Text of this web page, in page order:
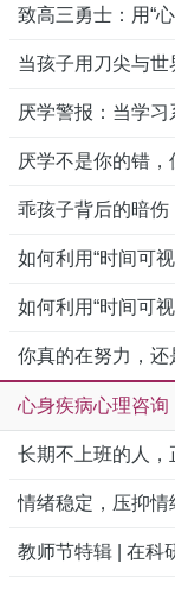
致高三勇士：用“
当孩子用刀尖与世
厌学警报：当学
厌学不是你的错
乖孩子背后的暗伤
如何利用“时间可
如何利用“时间可
你真的在努力，还
心身疾病心理咨询
长期不上班的人，
情绪稳定，压抑情
教师节特辑 | 在科